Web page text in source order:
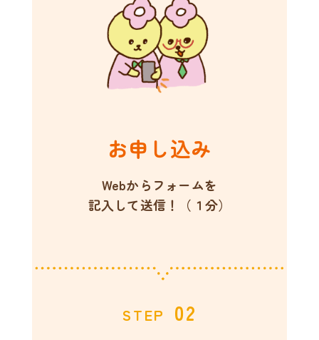
お申し込み
Webからフォームを
記入して送信！（１分）
STEP 02